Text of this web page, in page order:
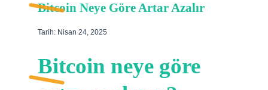
Hakkımızda
Bitcoin Neye Göre Artar Azalır
Tarih: Nisan 24, 2025
Bitcoin neye göre